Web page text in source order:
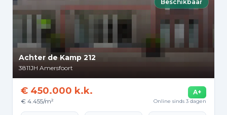
Beschikbaar
Achter de Kamp 212
3811JH Amersfoort
€ 450.000 k.k.
€ 4.455/m²
A+
Online sinds 3 dagen